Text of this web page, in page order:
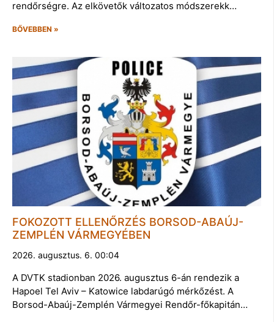
rendőrségre. Az elkövetők változatos módszerekk…
BŐVEBBEN »
FOKOZOTT ELLENŐRZÉS BORSOD-ABAÚJ-
ZEMPLÉN VÁRMEGYÉBEN
2026. augusztus. 6. 00:04
A DVTK stadionban 2026. augusztus 6-án rendezik a
Hapoel Tel Aviv – Katowice labdarúgó mérkőzést. A
Borsod-Abaúj-Zemplén Vármegyei Rendőr-főkapitán…